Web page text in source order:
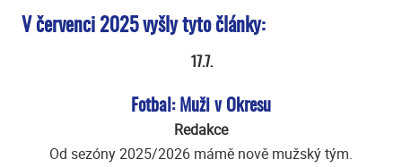
V červenci 2025 vyšly tyto články:
17.7.
Fotbal: Muži v Okresu
Redakce
Od sezóny 2025/2026 mámě nově mužský tým.